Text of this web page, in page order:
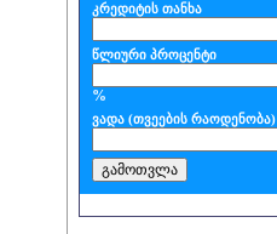
კრედიტის თანხა
წლიური პროცენტი
%
ვადა (თვეების რაოდენობა)